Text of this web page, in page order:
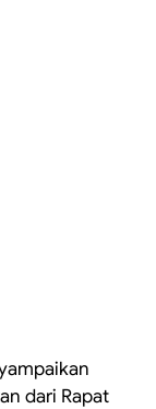
dari Rapat